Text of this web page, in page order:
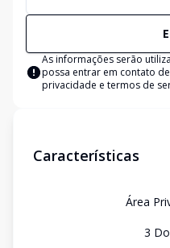
As informações serão
possa entrar em contato
privacidade e termos de
Características
Área
3